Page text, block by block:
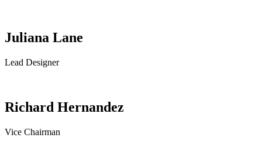
Juliana Lane
Lead Designer
Richard Hernandez
Vice Chairman